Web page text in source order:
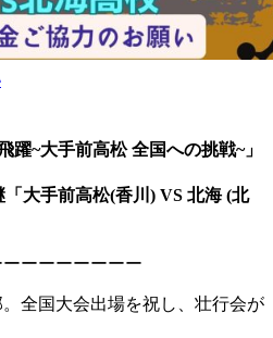
グ
ッ
ズ
~大手前高松 全国への挑戦~」
大手前高松(香川) VS 北海 (北
ーーーーーーー
全国大会出場を祝し、壮行会が